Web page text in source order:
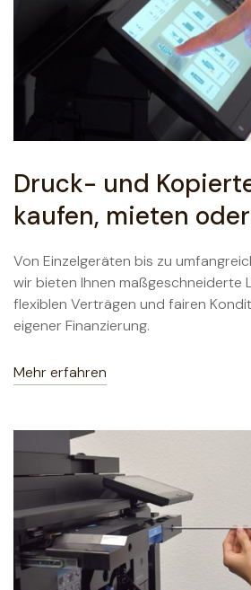
Druck- und
kaufen, mieten
Von Einzelgeräten bis zu
wir bieten Ihnen maßgeschneiderte
flexiblen Verträgen und fairen
eigener Finanzierung.
Mehr erfahren